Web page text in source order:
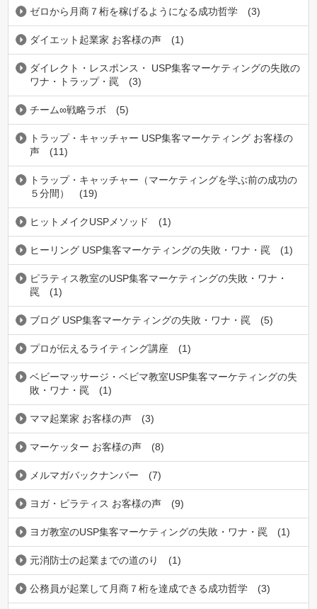
ゼロから月商７桁を稼げるようになる成功哲学 (3)
ダイエット起業家 お客様の声 (1)
ダイレクト・レスポンス・ USP集客マーケティングの失敗の
ワナ・トラップ・罠
(3)
チーム∞戦略ラボ (5)
トラップ・キャッチャー USP集客マーケティング お客様の
声
(11)
トラップ・キャッチャー（マーケティングを学ぶ前の成功の
５分間）
(19)
ヒットメイクUSPメソッド (1)
ヒーリング USP集客マーケティングの失敗・ワナ・罠 (1)
ピラティス教室のUSP集客マーケティングの失敗・ワナ・
罠
(1)
ブログ USP集客マーケティングの失敗・ワナ・罠 (5)
プロが伝えるライティング講座 (1)
ベビーマッサージ・ベビマ教室USP集客マーケティングの失
敗・ワナ・罠
(1)
ママ起業家 お客様の声 (3)
マーケッター お客様の声 (8)
メルマガバックナンバー (7)
ヨガ・ピラティス お客様の声 (9)
ヨガ教室のUSP集客マーケティングの失敗・ワナ・罠 (1)
元消防士の起業までの道のり (1)
公務員が起業して月商７桁を達成できる成功哲学 (3)